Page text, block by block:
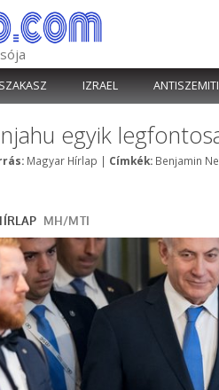
IZRAEL
egyik
Kategória
Magyar Hírlap | Címkék: Címkék
Benjamin